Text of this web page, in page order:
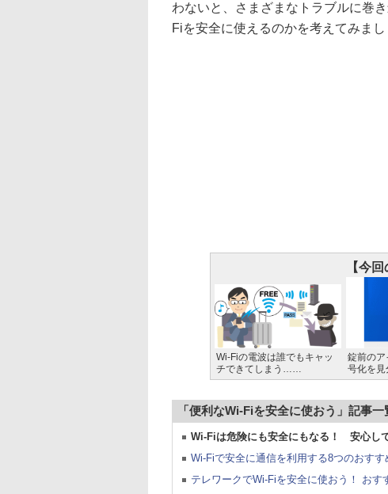
わないと、さまざまなトラブルに巻
Fiを安全に使えるのかを考えてみまし
【今
Wi-Fiの電波は誰でもキャッ
チできてしまう……
錠前の
号化を見
「便利なWi-Fiを安全に使おう」記事一
Wi-Fiは危険にも安全にもなる！ 安心し
Wi-Fiで安全に通信を利用する8つのおすす
テレワークでWi-Fiを安全に使おう！ おす